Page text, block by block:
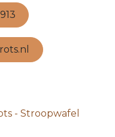
- Stroopwafel